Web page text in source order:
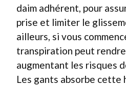
daim adhérent, pour
prise et limiter le
ailleurs, si vous
transpiration peut
augmentant les risques
Les gants absorbe cette